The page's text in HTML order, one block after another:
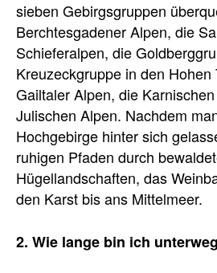
sieben Gebirgsgruppen
Berchtesgadener Alpen, die
Schieferalpen, die
Kreuzeckgruppe in den Hohen
Gailtaler Alpen, die
Julischen Alpen. Nachdem
Hochgebirge hinter sich
ruhigen Pfaden durch
Hügellandschaften, das
den Karst bis ans Mittelmeer.
2. Wie lange bin ich